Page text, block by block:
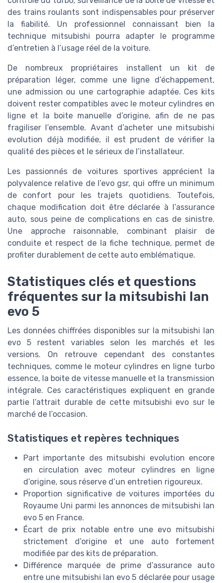
des trains roulants sont indispensables pour préserver
la fiabilité. Un professionnel connaissant bien la
technique mitsubishi pourra adapter le programme
d’entretien à l’usage réel de la voiture.
De nombreux propriétaires installent un kit de
préparation léger, comme une ligne d’échappement,
une admission ou une cartographie adaptée. Ces kits
doivent rester compatibles avec le moteur cylindres en
ligne et la boite manuelle d’origine, afin de ne pas
fragiliser l’ensemble. Avant d’acheter une mitsubishi
evolution déjà modifiée, il est prudent de vérifier la
qualité des pièces et le sérieux de l’installateur.
Les passionnés de voitures sportives apprécient la
polyvalence relative de l’evo gsr, qui offre un minimum
de confort pour les trajets quotidiens. Toutefois,
chaque modification doit être déclarée à l’assurance
auto, sous peine de complications en cas de sinistre.
Une approche raisonnable, combinant plaisir de
conduite et respect de la fiche technique, permet de
profiter durablement de cette auto emblématique.
Statistiques clés et questions
fréquentes sur la mitsubishi lan
evo 5
Les données chiffrées disponibles sur la mitsubishi lan
evo 5 restent variables selon les marchés et les
versions. On retrouve cependant des constantes
techniques, comme le moteur cylindres en ligne turbo
essence, la boite de vitesse manuelle et la transmission
intégrale. Ces caractéristiques expliquent en grande
partie l’attrait durable de cette mitsubishi evo sur le
marché de l’occasion.
Statistiques et repères techniques
Part importante des mitsubishi evolution encore
en circulation avec moteur cylindres en ligne
d’origine, sous réserve d’un entretien rigoureux.
Proportion significative de voitures importées du
Royaume Uni parmi les annonces de mitsubishi lan
evo 5 en France.
Écart de prix notable entre une evo mitsubishi
strictement d’origine et une auto fortement
modifiée par des kits de préparation.
Différence marquée de prime d’assurance auto
entre une mitsubishi lan evo 5 déclarée pour usage